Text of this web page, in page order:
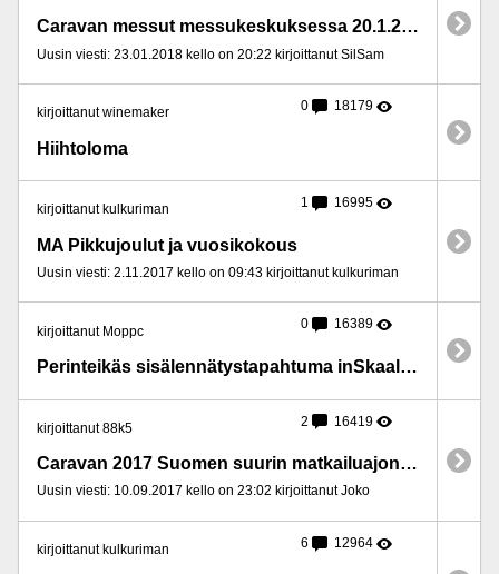
Caravan messut messukeskuksessa 20.1.2018
Uusin viesti: 23.01.2018 kello on 20:22 kirjoittanut SilSam
kirjoittanut winemaker 0 18179
Hiihtoloma
kirjoittanut kulkuriman 1 16995
MA Pikkujoulut ja vuosikokous
Uusin viesti: 2.11.2017 kello on 09:43 kirjoittanut kulkuriman
kirjoittanut Moppc 0 16389
Perinteikäs sisä­lennätys­tapahtuma inSkaala 2017
kirjoittanut 88k5 2 16419
Caravan 2017 Suomen suurin matkailuajoneuvojen ja -tarvikkeiden erikoisnäyttely
Uusin viesti: 10.09.2017 kello on 23:02 kirjoittanut Joko
kirjoittanut kulkuriman 6 12964